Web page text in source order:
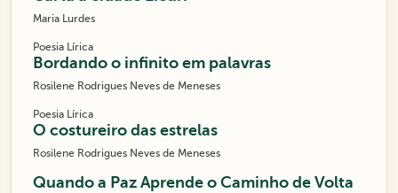
Maria Lurdes
Poesia Lírica
Bordando o infinito em palavras
Rosilene Rodrigues Neves de Meneses
Poesia Lírica
O costureiro das estrelas
Rosilene Rodrigues Neves de Meneses
Quando a Paz Aprende o Caminho de Volta